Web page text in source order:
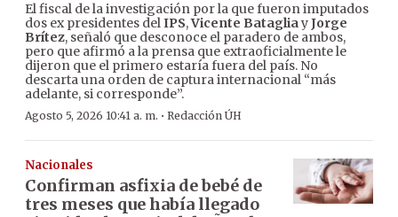
El fiscal de la investigación por la que fueron imputados
dos ex presidentes delIPS,Vicente BatagliayJorge
Brítez, señaló que desconoce el paradero de ambos,
pero que afirmó a la prensa que extraoficialmente le
dijeron que el primero estaría fuera del país. No
descarta una orden de captura internacional “más
adelante, si corresponde”.
Agosto 5, 2026 10:41 a. m. · Redacción ÚH
Nacionales
Confirman asfixia de bebé de
tres meses que había llegado